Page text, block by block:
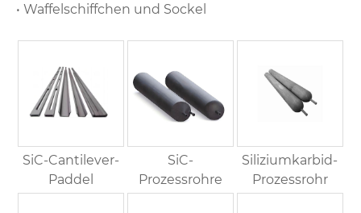
• Waffelschiffchen und Sockel
SiC-Cantilever-
Paddel
SiC-
Prozessrohre
Siliziumkarbid-
Prozessrohr